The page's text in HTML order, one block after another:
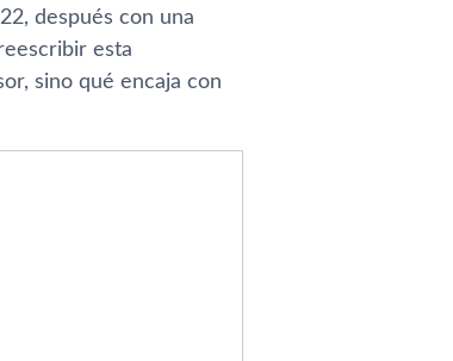
después con una
esta
sino qué encaja con